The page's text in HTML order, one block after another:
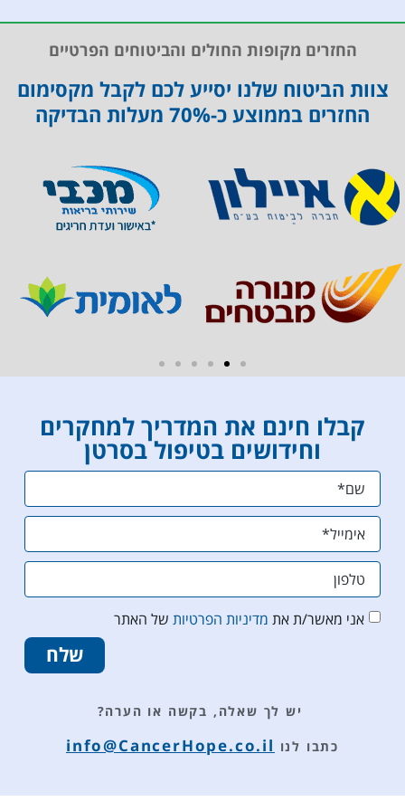
נוספת פירוט מסודר של כל התוצאות, תוך
כיום אני יכולה להעיד שהחרטה היחידה שיש לי
האחרונים, הנה שלא פניתי בתחילת הדרך
ובנימה- תפילה אישית, כולי תקווה כי הודות
לכל המידע שסיפקה לנו גליה הנפלאה, ויימסר
באימי- נוכל בעזרת ה' להציל את חייה של אימי
גליה, טלי ונופר- תודה לכן על הכל, על היותכן
פפי, ליאור, גלית ובמבה (הילדה המזונבת)
החזרים מקופות החולים והביטוחים הפרטיים
צוות הביטוח שלנו יסייע לכם לקבל מקסימום
החזרים בממוצע כ-70% מעלות הבדיקה
קבלו חינם את המדריך למחקרים
וחידושים בטיפול בסרטן
אני מאשר/ת את מדיניות הפרטיות של האתר
שלח
יש לך שאלה, בקשה או הערה?
כתבו לנו info@CancerHope.co.il